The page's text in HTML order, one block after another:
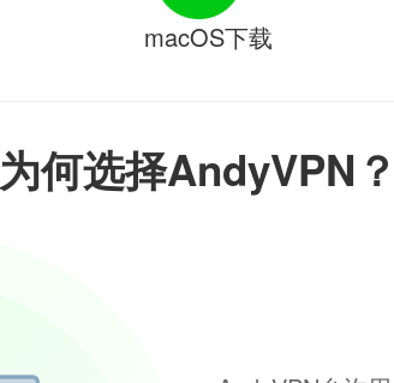
为何选择AndyVPN？
macOS下载